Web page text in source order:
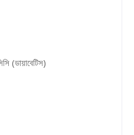
(ডায়াবেটিস)